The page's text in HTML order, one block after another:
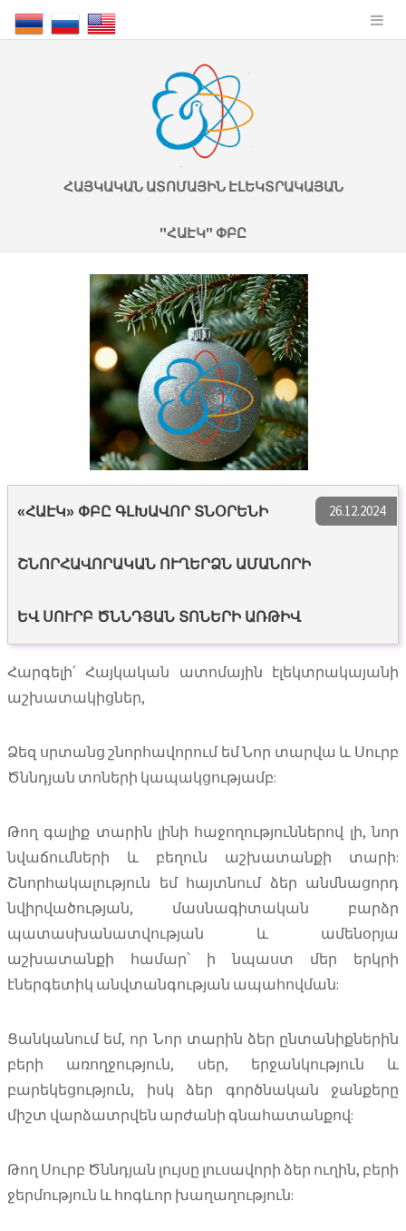
ՀԱՅԿԱԿԱՆ ԱՏՈՄԱՅԻՆ ԷԼԵԿՏՐԱԿԱՅԱՆ
"ՀԱԷԿ" ՓԲԸ
26.12.2024
«ՀԱԷԿ» ՓԲԸ ԳԼԽԱՎՈՐ ՏՆՕՐԵՆԻ
ՇՆՈՐՀԱՎՈՐԱԿԱՆ ՈՒՂԵՐՁՆ ԱՄԱՆՈՐԻ
ԵՎ ՍՈՒՐԲ ԾՆՆԴՅԱՆ ՏՈՆԵՐԻ ԱՌԹԻՎ
Հարգելի՛ Հայկական ատոմային էլեկտրակայանի
աշխատակիցներ,
Ձեզ սրտանց շնորհավորում եմ Նոր տարվա և Սուրբ
Ծննդյան տոների կապակցությամբ:
Թող գալիք տարին լինի հաջողություններով լի, նոր
նվաճումների և բեղուն աշխատանքի տարի:
Շնորհակալություն եմ հայտնում ձեր անմնացորդ
նվիրվածության, մասնագիտական բարձր
պատասխանատվության և ամենօրյա
աշխատանքի համար՝ ի նպաստ մեր երկրի
էներգետիկ անվտանգության ապահովման:
Ցանկանում եմ, որ Նոր տարին ձեր ընտանիքներին
բերի առողջություն, սեր, երջանկություն և
բարեկեցություն, իսկ ձեր գործնական ջանքերը
միշտ վարձատրվեն արժանի գնահատանքով:
Թող Սուրբ Ծննդյան լույսը լուսավորի ձեր ուղին, բերի
ջերմություն և հոգևոր խաղաղություն: